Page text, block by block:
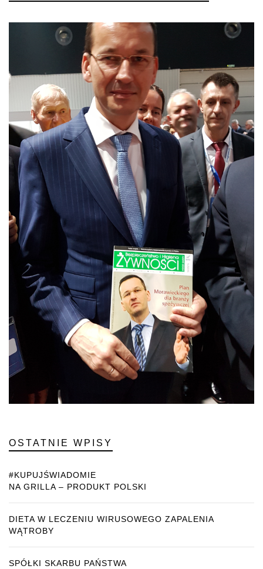
OSTATNIE WPISY
#KUPUJŚWIADOMIE
NA GRILLA – PRODUKT POLSKI
DIETA W LECZENIU WIRUSOWEGO ZAPALENIA
WĄTROBY
SPÓŁKI SKARBU PAŃSTWA